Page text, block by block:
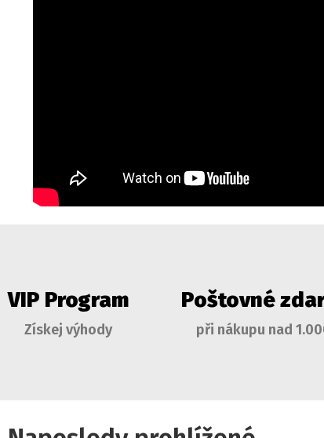
VIP Program
Získej výhody
Poštovné
při nákupu nad